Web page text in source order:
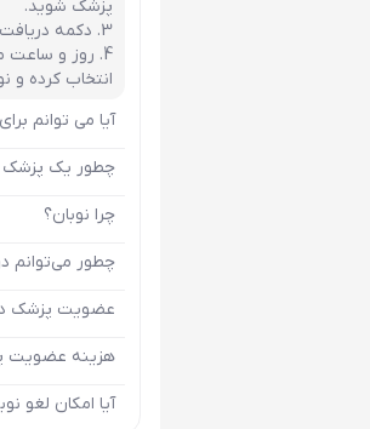
پزشک شوید.
دکمه
روز و ساعت
انتخاب کرده و
آیا می توانم
چطور یک پزشک
چرا نوبان؟
چطور می‌توانم
عضویت پزشک
هزینه عضویت
آیا امکان لغو